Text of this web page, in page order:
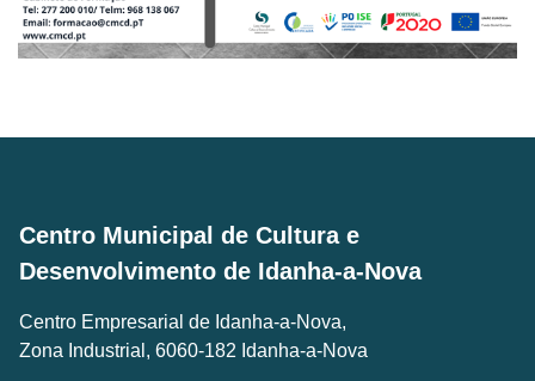
Centro Municipal de Cultura e
Desenvolvimento de Idanha-a-Nova
Centro Empresarial de Idanha-a-Nova,
Zona Industrial, 6060-182 Idanha-a-Nova